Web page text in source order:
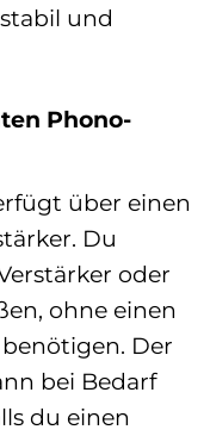
und
Phono-
über einen
Du
oder
ohne einen
Der
bei Bedarf
du einen